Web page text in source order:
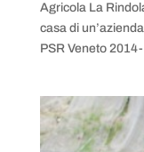
Agricola La
casa di
PSR Veneto